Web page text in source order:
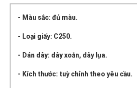
- Màu sắc: đủ màu.
- Loại giấy: C250.
- Dán dây: dây xoắn, dây lụa.
- Kích thước: tuỳ chỉnh theo yêu cầu.